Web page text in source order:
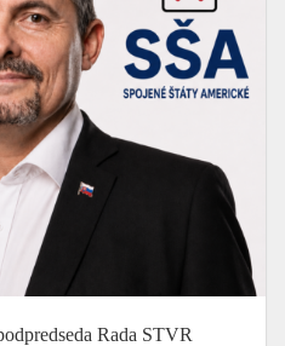
Rada STVR